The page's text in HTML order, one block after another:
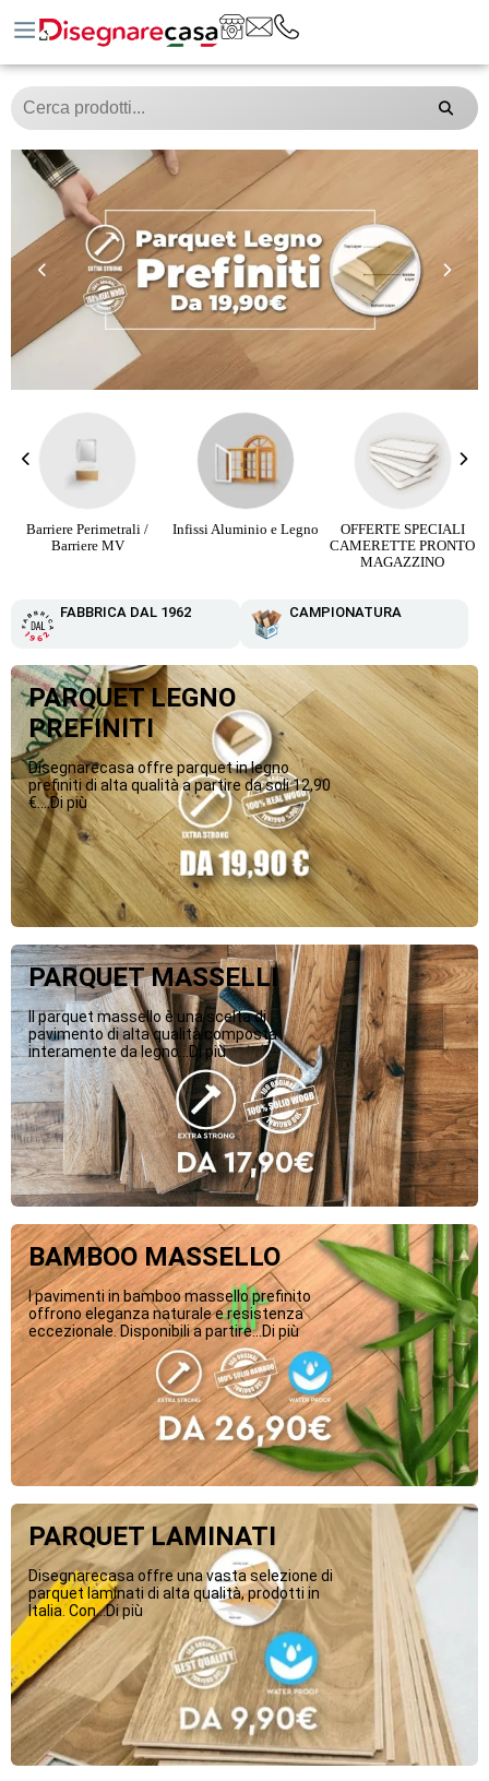
Infissi Aluminio e Legno
OFFERTE SPECIALI
Parquet Maxi Plancia 3
Strip da 12,90 €
FABBRICA DAL 1962 CAMPIONATURA
PARQUET LEGNO
PREFINITI
Disegnarecasa offre parquet in legno
prefiniti di alta qualità a partire da soli 12,90
€....Di più
PARQUET MASSELLI
Il parquet massello è una scelta di
pavimento di alta qualità composta
interamente da legno...Di più
BAMBOO MASSELLO
I pavimenti in bamboo massello prefinito
offrono eleganza naturale e resistenza
eccezionale. Disponibili a partire...Di più
PARQUET LAMINATI
Disegnarecasa offre una vasta selezione di
parquet laminati di alta qualità, prodotti in
Italia. Con...Di più